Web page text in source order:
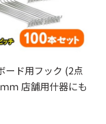
ード用フック (2点
ｍ 店舗用什器にも